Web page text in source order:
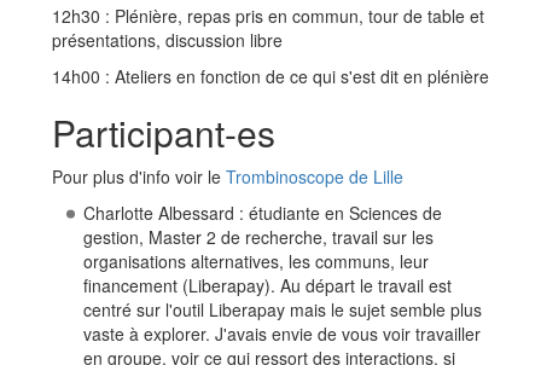
12h30 : Plénière, repas pris en commun, tour de table et
présentations, discussion libre
14h00 : Ateliers en fonction de ce qui s'est dit en plénière
Participant-es
Pour plus d'info voir le Trombinoscope de Lille
Charlotte Albessard : étudiante en Sciences de
gestion, Master 2 de recherche, travail sur les
organisations alternatives, les communs, leur
financement (Liberapay). Au départ le travail est
centré sur l'outil Liberapay mais le sujet semble plus
vaste à explorer. J'avais envie de vous voir travailler
en groupe, voir ce qui ressort des interactions, si